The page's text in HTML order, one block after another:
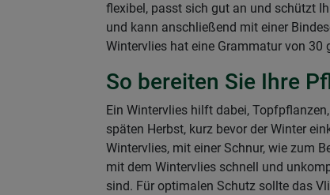
flexibel, passt sich gut an und schützt
und kann anschließend mit einer
Wintervlies hat eine Grammatur von
So bereiten Sie Ihre
Ein Wintervlies hilft dabei,
späten Herbst, kurz bevor der Winter
Wintervlies, mit einer Schnur, wie zum
mit dem Wintervlies schnell und
sind. Für optimalen Schutz sollte das